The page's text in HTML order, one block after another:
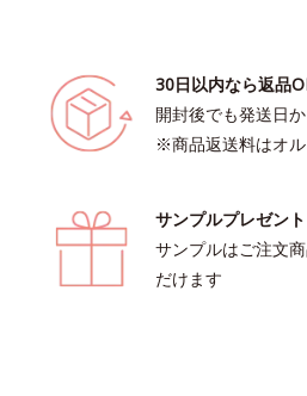
30日以内なら返品
開封後でも発送日
※商品返送料はオ
サンプルプレゼント
サンプルはご注文
だけます